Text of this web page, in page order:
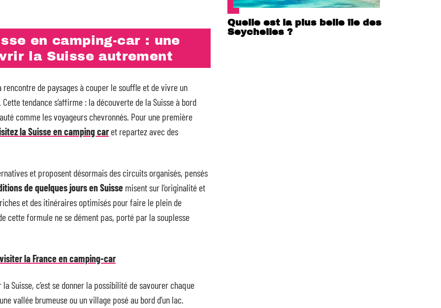
en camping-car : une
la Suisse autrement
de paysages à couper le souffle et de vivre un
tendance s’affirme : la découverte de la Suisse à bord
comme les voyageurs chevronnés. Pour une première
la Suisse en camping caret repartez avec des
et proposent désormais des circuits organisés, pensés
de quelques jours en Suisse misent sur l’originalité et
et des itinéraires optimisés pour faire le plein de
cette formule ne se dément pas, porté par la souplesse
la France en camping-car
Suisse, c’est se donner la possibilité de savourer chaque
vallée brumeuse ou un village posé au bord d’un lac.
Quelle est la plus belle île des
Seychelles ?